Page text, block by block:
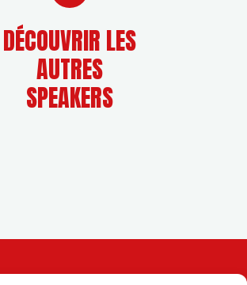
DÉCOUVRIR LES
AUTRES
SPEAKERS